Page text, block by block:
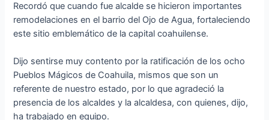
Recordó que cuando fue alcalde se hicieron importantes
remodelaciones en el barrio del Ojo de Agua, fortaleciendo
este sitio emblemático de la capital coahuilense.
Dijo sentirse muy contento por la ratificación de los ocho
Pueblos Mágicos de Coahuila, mismos que son un
referente de nuestro estado, por lo que agradeció la
presencia de los alcaldes y la alcaldesa, con quienes, dijo,
ha trabajado en equipo.